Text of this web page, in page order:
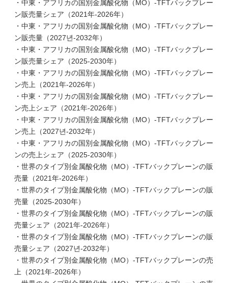
・中東・アフリカの国別金属酸化物（MO）-TFTバックプレー
ン販売量シェア（2021年-2026年）
・中東・アフリカの国別金属酸化物（MO）-TFTバックプレー
ン販売量（2027년-2032年）
・中東・アフリカの国別金属酸化物（MO）-TFTバックプレー
ン販売量シェア（2025-2030年）
・中東・アフリカの国別金属酸化物（MO）-TFTバックプレー
ン売上（2021年-2026年）
・中東・アフリカの国別金属酸化物（MO）-TFTバックプレー
ン売上シェア（2021年-2026年）
・中東・アフリカの国別金属酸化物（MO）-TFTバックプレー
ン売上（2027년-2032年）
・中東・アフリカの国別金属酸化物（MO）-TFTバックプレー
ンの売上シェア（2025-2030年）
・世界のタイプ別金属酸化物（MO）-TFTバックプレーンの販
売量（2021年-2026年）
・世界のタイプ別金属酸化物（MO）-TFTバックプレーンの販
売量（2025-2030年）
・世界のタイプ別金属酸化物（MO）-TFTバックプレーンの販
売量シェア（2021年-2026年）
・世界のタイプ別金属酸化物（MO）-TFTバックプレーンの販
売量シェア（2027년-2032年）
・世界のタイプ別金属酸化物（MO）-TFTバックプレーンの売
上（2021年-2026年）